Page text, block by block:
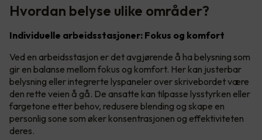
Hvordan belyse ulike områder?
Individuelle arbeidsstasjoner: Fokus og komfort
Ved en arbeidsstasjon er det avgjørende å ha belysning som
gir en balanse mellom fokus og komfort. Her kan justerbar
belysning eller integrerte lyspaneler over skrivebordet være
den rette veien å gå. De ansatte kan tilpasse lysstyrken eller
fargetone etter behov, redusere blending og skape en
personlig sone som øker konsentrasjonen og effektiviteten
deres.